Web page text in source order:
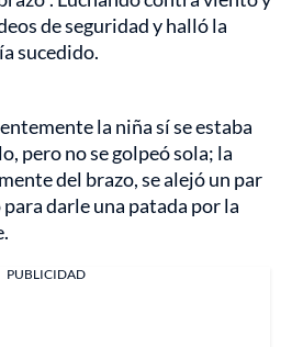
de seguridad y halló la
sucedido.
la niña sí se estaba
pero no se golpeó sola; la
del brazo, se alejó un par
darle una patada por la
PUBLICIDAD